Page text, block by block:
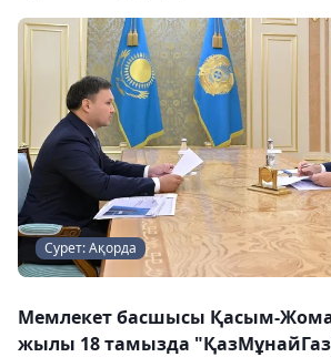
Сурет: Ақорда
Мемлекет басшысы Қасым-
жылы 18 тамызда